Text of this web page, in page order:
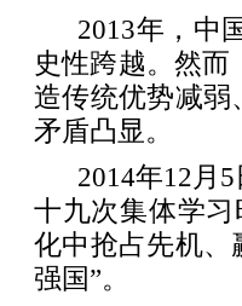
2013年，中
史性跨越。然
造传统优势减弱
矛盾凸显。
2014年12月
十九次集体学
化中抢占先机、
强国”。